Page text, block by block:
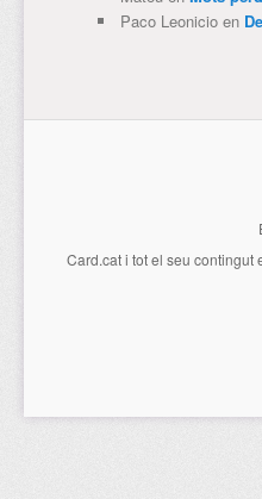
Paco Leonicioen
Card.cati tot el seu contingut